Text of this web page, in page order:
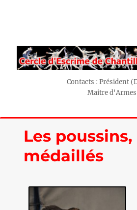
Contacts : Président
Maitre d'Armes
Les poussins,
médaillés